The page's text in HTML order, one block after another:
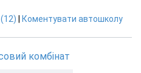
(12) Коментувати автошколу
комбінат